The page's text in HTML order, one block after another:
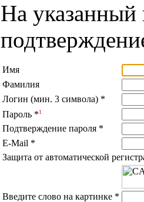
На указанный
Имя
Фамилия
Логин (мин. 3 символа) *
Пароль *1
Подтверждение пароля *
E-Mail *
Защита от автоматической
Введите слово на картинке *